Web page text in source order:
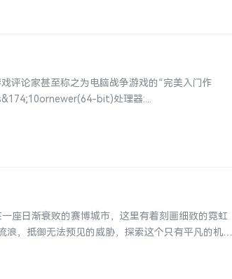
评论家甚至称之为电脑战争游戏的“完美入门作
bit)处理器:...
座日渐衰败的赛博城市，这里有着刻画细致的霓虹
，抵御无法预见的威胁，探索这个只有平凡的机器